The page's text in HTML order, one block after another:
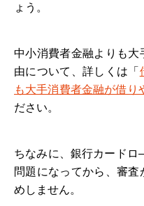
ょう。
中小消費者金融よりも大
由について、詳しくは「
も大手消費者金融が借り
ださい。
ちなみに、銀行カード
問題になってから、審
めしません。